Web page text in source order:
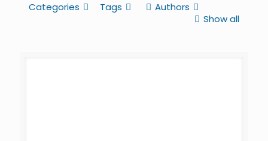
Categories Tags
Authors
Show all